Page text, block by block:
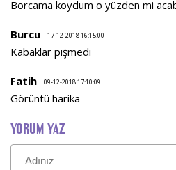
Borcama koydum o yüzden mi
Burcu 17-12-2018 16:15:00
Kabaklar pişmedi
Fatih 09-12-2018 17:10:09
Görüntü harika
YORUM YAZ